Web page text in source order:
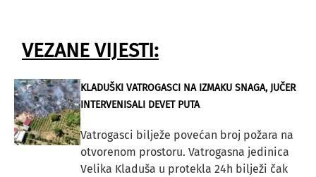
VEZANE VIJESTI:
KLADUŠKI VATROGASCI NA IZMAKU SNAGA, JUČER
INTERVENISALI DEVET PUTA
Vatrogasci bilježe povećan broj požara na
otvorenom prostoru. Vatrogasna jedinica
Velika Kladuša u protekla 24h bilježi čak